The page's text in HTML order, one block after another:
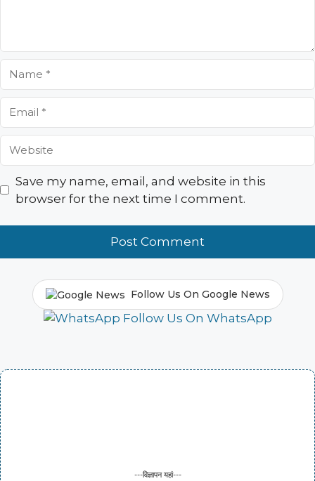
Save my name, email, and website in this
browser for the next time I comment.
Follow Us On Google News
Follow Us On WhatsApp
---विज्ञापन यहां---